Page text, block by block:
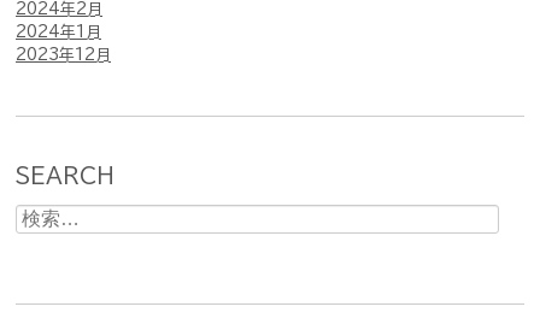
2024年2月
2024年1月
2023年12月
SEARCH
検
索: